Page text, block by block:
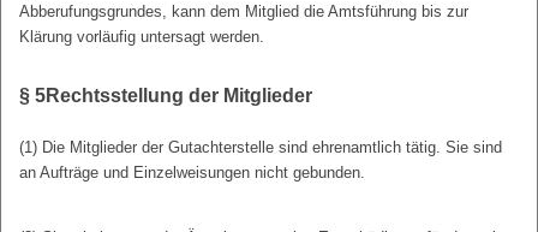
Abberufungsgrundes, kann dem Mitglied die Amtsführung bis zur
Klärung vorläufig untersagt werden.
§ 5Rechtsstellung der Mitglieder
(1) Die Mitglieder der Gutachterstelle sind ehrenamtlich tätig. Sie sind
an Aufträge und Einzelweisungen nicht gebunden.